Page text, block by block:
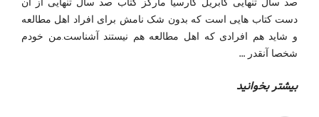
صد سال تنهایی_گابریل گارسیا مارکز کتاب صد سال تنهایی از آن
دست کتاب هایی است که بدون شک نامش برای افراد اهل مطالعه
و شاید هم افرادی که اهل مطالعه هم نیستند آشناست.من خودم
شخصا آنقدر…
بیشتر بخوانید